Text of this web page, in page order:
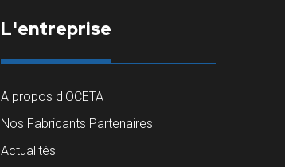
L'entreprise
A propos d'OCETA
Nos Fabricants Partenaires
Actualités